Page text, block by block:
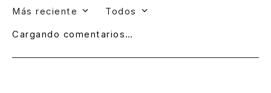
Más reciente Todos
Cargando comentarios…